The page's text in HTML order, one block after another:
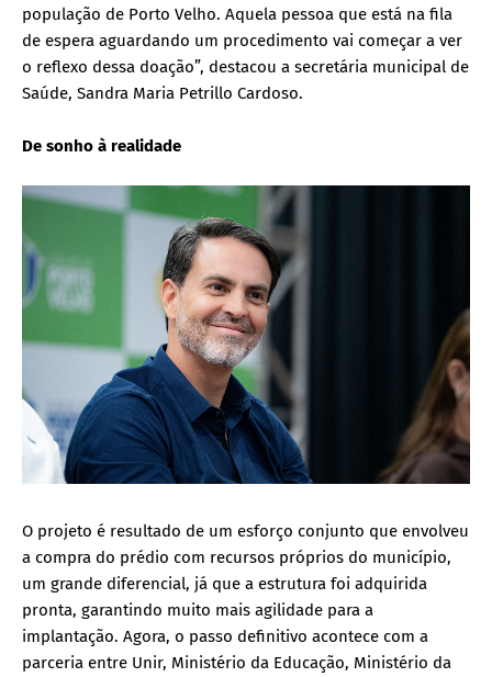
população de Porto Velho. Aquela pessoa que está na fila
de espera aguardando um procedimento vai começar a ver
o reflexo dessa doação”, destacou a secretária municipal de
Saúde, Sandra Maria Petrillo Cardoso.
De sonho à realidade
O projeto é resultado de um esforço conjunto que envolveu
a compra do prédio com recursos próprios do município,
um grande diferencial, já que a estrutura foi adquirida
pronta, garantindo muito mais agilidade para a
implantação. Agora, o passo definitivo acontece com a
parceria entre Unir, Ministério da Educação, Ministério da